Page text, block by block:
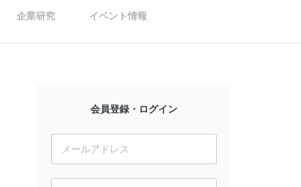
企業研究 イベント情報
会員登録・ログイン